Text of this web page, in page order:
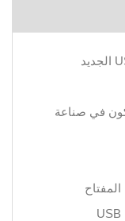
في صناعة